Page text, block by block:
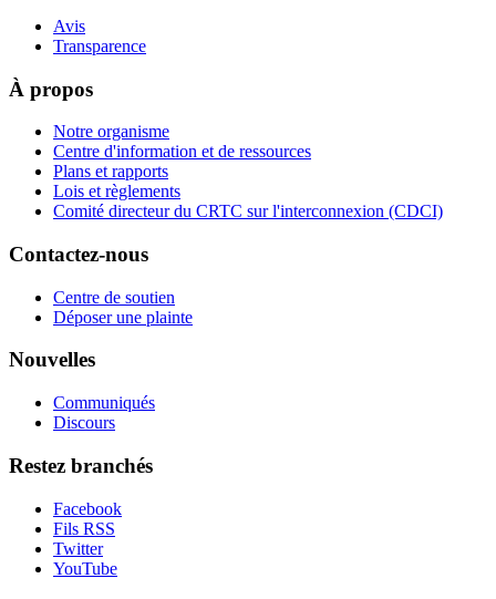
Avis
Transparence
À propos
Notre organisme
Centre d'information et de ressources
Plans et rapports
Lois et règlements
Comité directeur du CRTC sur l'interconnexion (CDCI)
Contactez-nous
Centre de soutien
Déposer une plainte
Nouvelles
Communiqués
Discours
Restez branchés
Facebook
Fils RSS
Twitter
YouTube